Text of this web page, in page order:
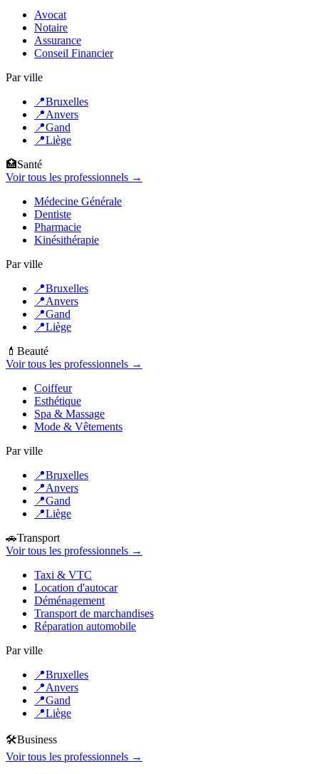
Avocat
Notaire
Assurance
Conseil Financier
Par ville
📍Bruxelles
📍Anvers
📍Gand
📍Liège
🏥Santé
Voir tous les professionnels →
Médecine Générale
Dentiste
Pharmacie
Kinésithérapie
Par ville
📍Bruxelles
📍Anvers
📍Gand
📍Liège
💄 Beauté
Voir tous les professionnels →
Coiffeur
Esthétique
Spa & Massage
Mode & Vêtements
Par ville
📍Bruxelles
📍Anvers
📍Gand
📍Liège
🚗Transport
Voir tous les professionnels →
Taxi & VTC
Location d'autocar
Déménagement
Transport de marchandises
Réparation automobile
Par ville
📍Bruxelles
📍Anvers
📍Gand
📍Liège
🛠️Business
Voir tous les professionnels →